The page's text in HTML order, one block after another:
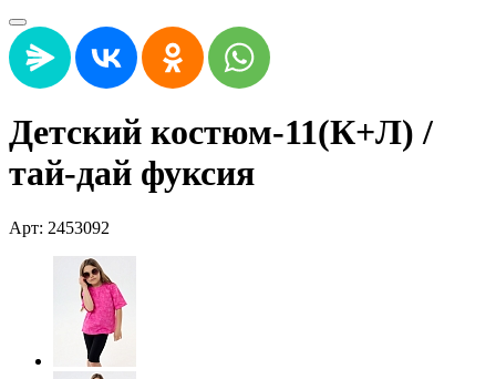
Детский костюм-11(К+Л) /
тай-дай фуксия
Арт: 2453092